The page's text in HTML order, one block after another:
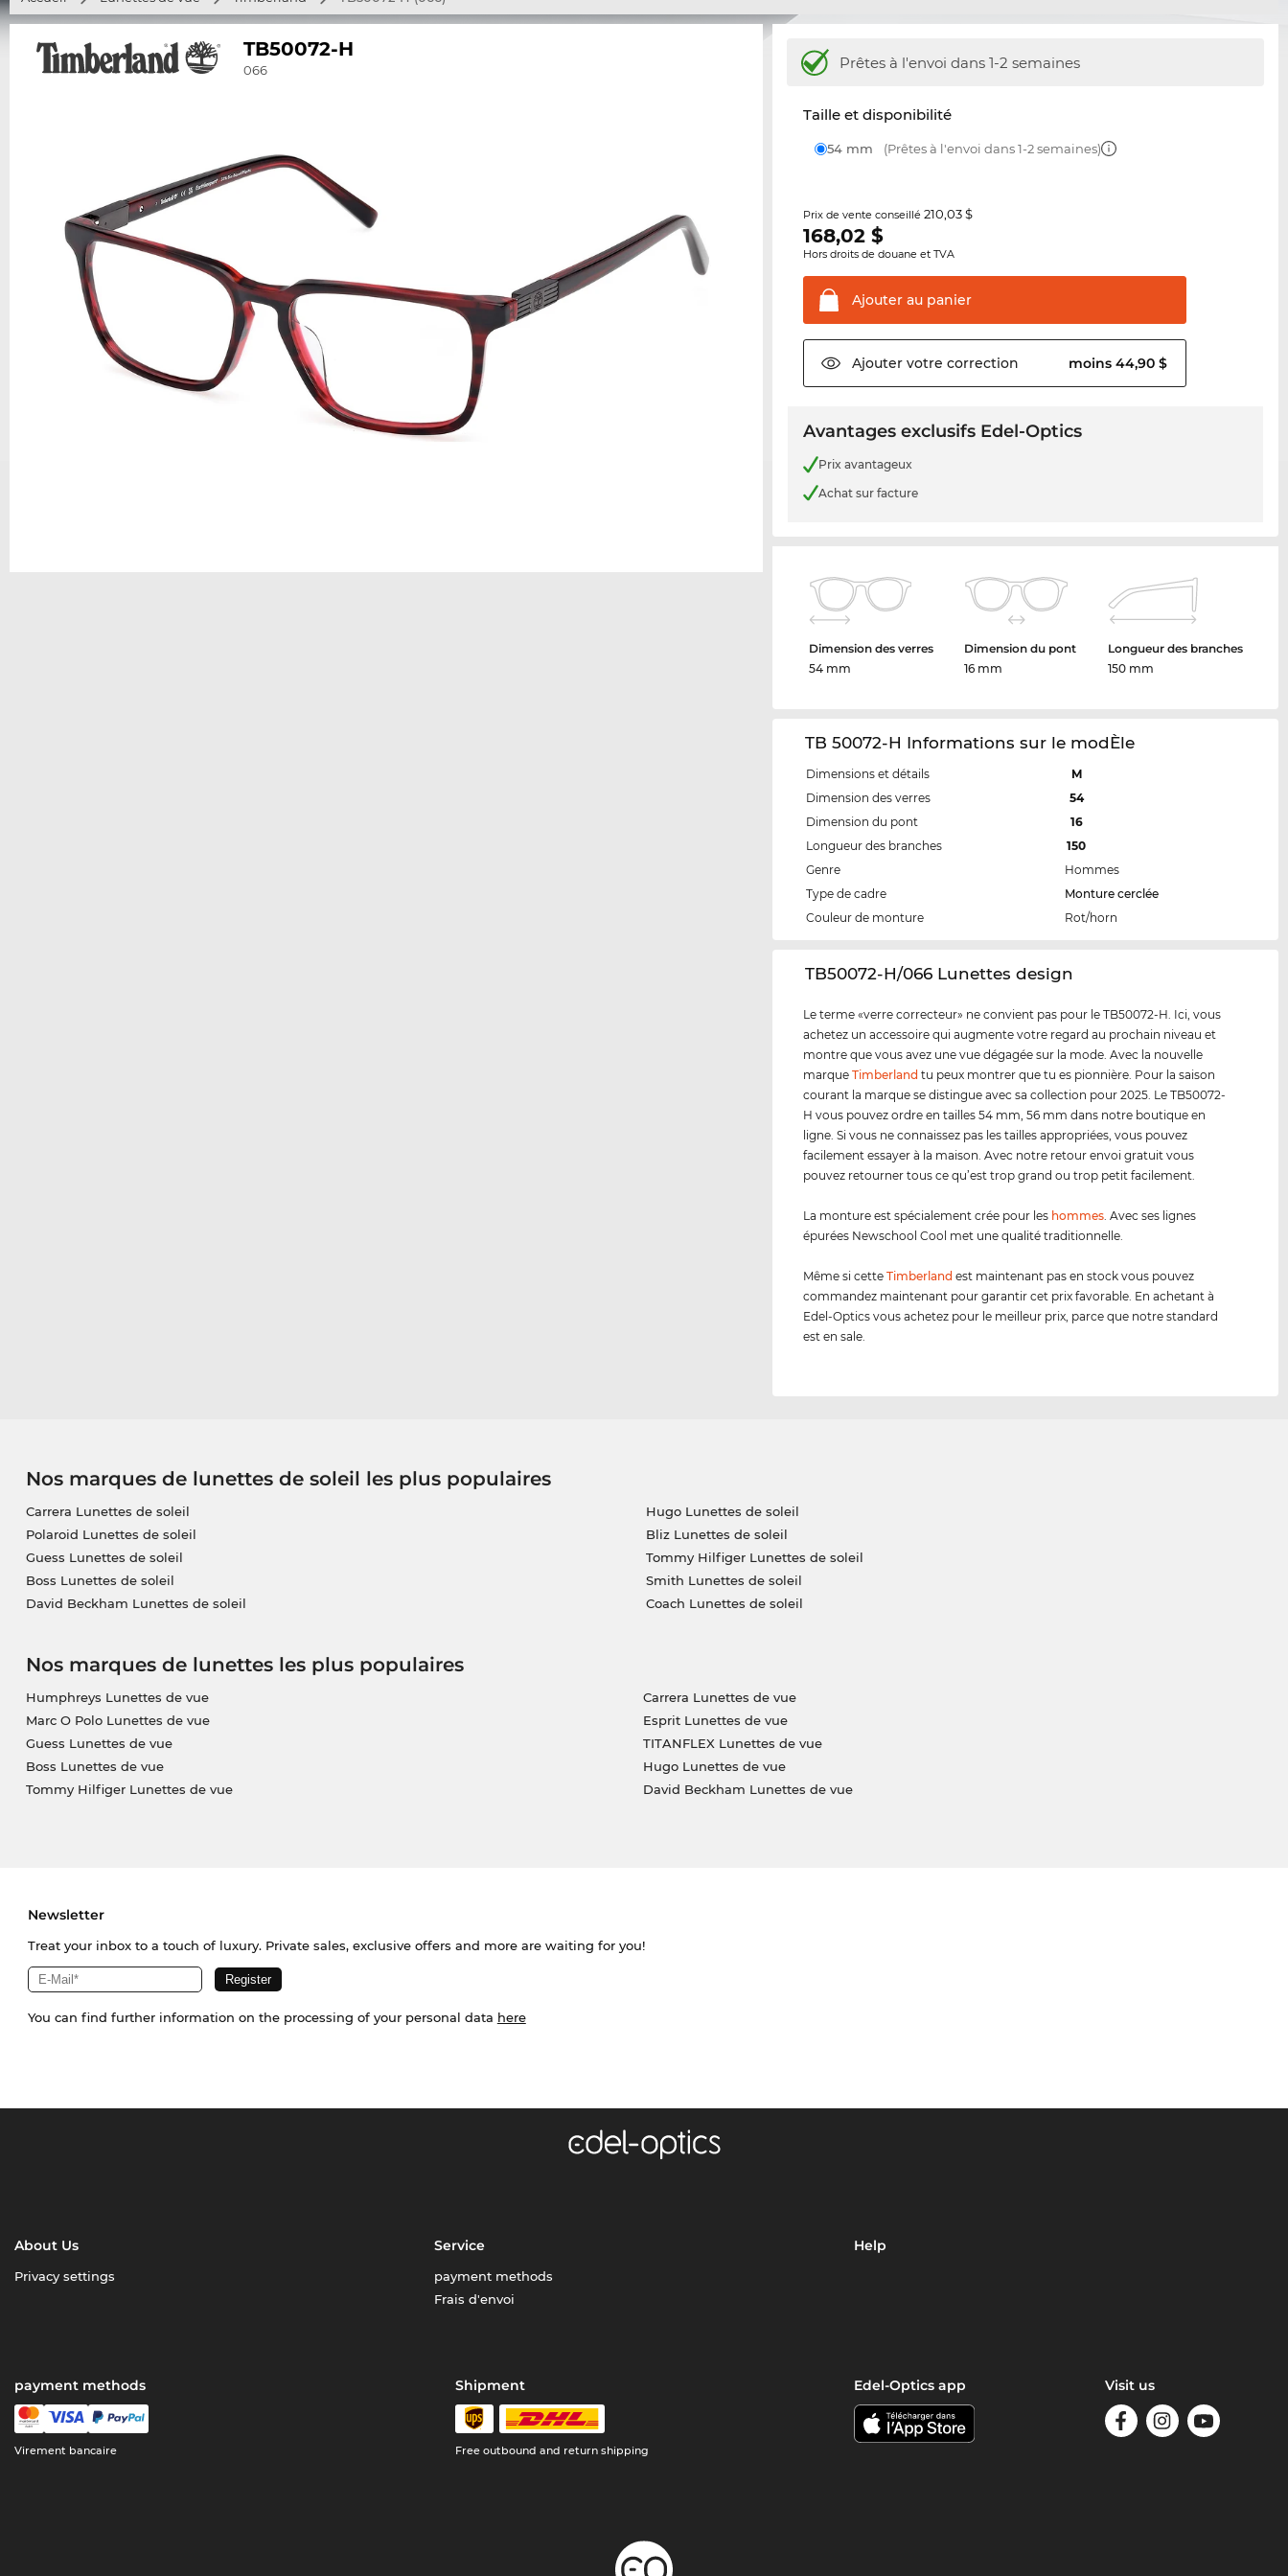
TB50072-H
066 Prêtes à l'envoi dans 1-2 semaines
Taille et disponibilité
54 mm (Prêtes à l'envoi dans 1-2 semaines)
Prix de vente conseillé210,03 $
168,02 $
Hors droits de douane et TVA
Ajouter au panier
Ajouter votre correction moins 44,90 $
Avantages exclusifs Edel-Optics
Prix avantageux
Achat sur facture
Dimension des verres
54 mm
Dimension du pont
16 mm
Longueur des branches
150 mm
TB 50072-H Informations sur le modÈle
Dimensions et détails
M
Dimension des verres
54
Dimension du pont
16
Longueur des branches
150
Genre
Hommes
Type de cadre
Monture cerclée
Couleur de monture
Rot/horn
‌TB50072-H/066 Lunettes design
Le terme «verre correcteur» ne convient pas pour le TB50072-H. Ici, vous
achetez un accessoire qui augmente votre regard au prochain niveau et
montre que vous avez une vue dégagée sur la mode. Avec la nouvelle
marqueTimberland tu peux montrer que tu es pionnière. Pour la saison
courant la marque se distingue avec sa collection pour 2025. Le TB50072-
H vous pouvez ordre en tailles 54 mm, 56 mm dans notre boutique en
ligne. Si vous ne connaissez pas les tailles appropriées, vous pouvez
facilement essayer à la maison. Avec notre retour envoi gratuit vous
pouvez retourner tous ce qu’est trop grand ou trop petit facilement.
La monture est spécialement crée pour les hommes. Avec ses lignes
épurées Newschool Cool met une qualité traditionnelle.
Même si cetteTimberland est maintenant pas en stock vous pouvez
commandez maintenant pour garantir cet prix favorable. En achetant à
Edel-Optics vous achetez pour le meilleur prix, parce que notre standard
est en sale.
Nos marques de lunettes de soleil les plus populaires
Carrera Lunettes de soleil
Polaroid Lunettes de soleil
Guess Lunettes de soleil
Boss Lunettes de soleil
David Beckham Lunettes de soleil
Hugo Lunettes de soleil
Bliz Lunettes de soleil
Tommy Hilfiger Lunettes de soleil
Smith Lunettes de soleil
Coach Lunettes de soleil
Nos marques de lunettes les plus populaires
Humphreys Lunettes de vue
Marc O Polo Lunettes de vue
Guess Lunettes de vue
Boss Lunettes de vue
Tommy Hilfiger Lunettes de vue
Carrera Lunettes de vue
Esprit Lunettes de vue
TITANFLEX Lunettes de vue
Hugo Lunettes de vue
David Beckham Lunettes de vue
Newsletter
Treat your inbox to a touch of luxury. Private sales, exclusive offers and more are waiting for you!
You can find further information on the processing of your personal data here
About Us
Privacy settings
Service
payment methods
Frais d'envoi
Help
payment methods
Virement bancaire
Shipment
Free outbound and return shipping
Edel-Optics app Visit us